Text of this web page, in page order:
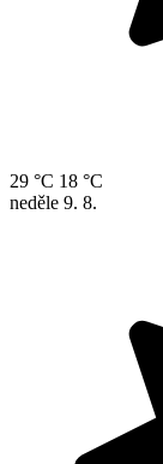
29 °C 18 °C
neděle 9. 8.